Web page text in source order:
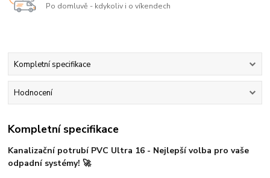
Po domluvě - kdykoliv i o víkendech
Kompletní specifikace
Hodnocení
Kompletní specifikace
Kanalizační potrubí PVC Ultra 16 - Nejlepší volba pro vaše
odpadní systémy! 🚀